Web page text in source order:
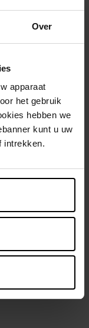
Over
apparaat
het gebruik
hebben we
kunt u uw
intrekken.